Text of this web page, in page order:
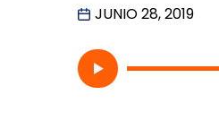
JUNIO 28, 2019